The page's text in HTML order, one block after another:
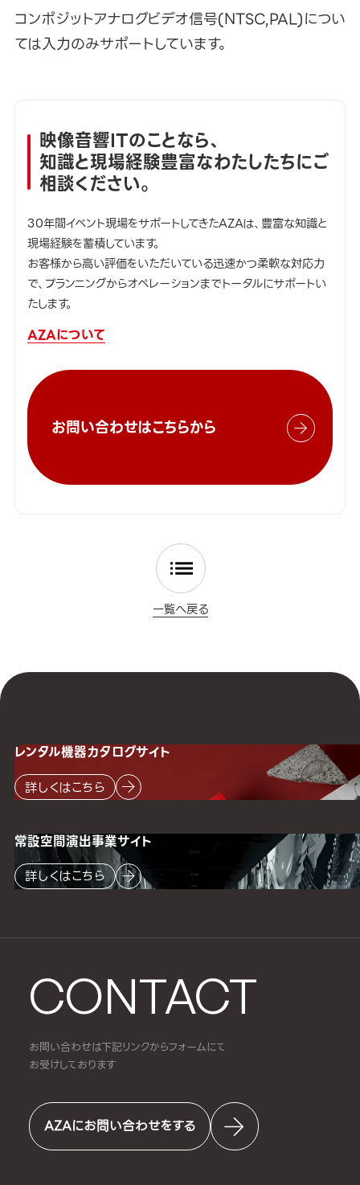
コンポジットアナログビデオ信号(NTSC,PAL)につい
ては入力のみサポートしています。
映像音響ITのことなら、
知識と現場経験豊富なわたしたちにご
相談ください。
30年間イベント現場をサポートしてきたAZAは、豊富な知識と
現場経験を蓄積しています。
お客様から高い評価をいただいている迅速かつ柔軟な対応力
で、プランニングからオペレーションまでトータルにサポートい
たします。
AZAについて
お問い合わせはこちらから
一覧へ戻る
CONTACT
お問い合わせは下記リンクからフォームにて
お受けしております
AZAにお問い合わせをする
レンタル機器カタログサイト
詳しくはこちら
常設空間演出事業サイト
詳しくはこちら